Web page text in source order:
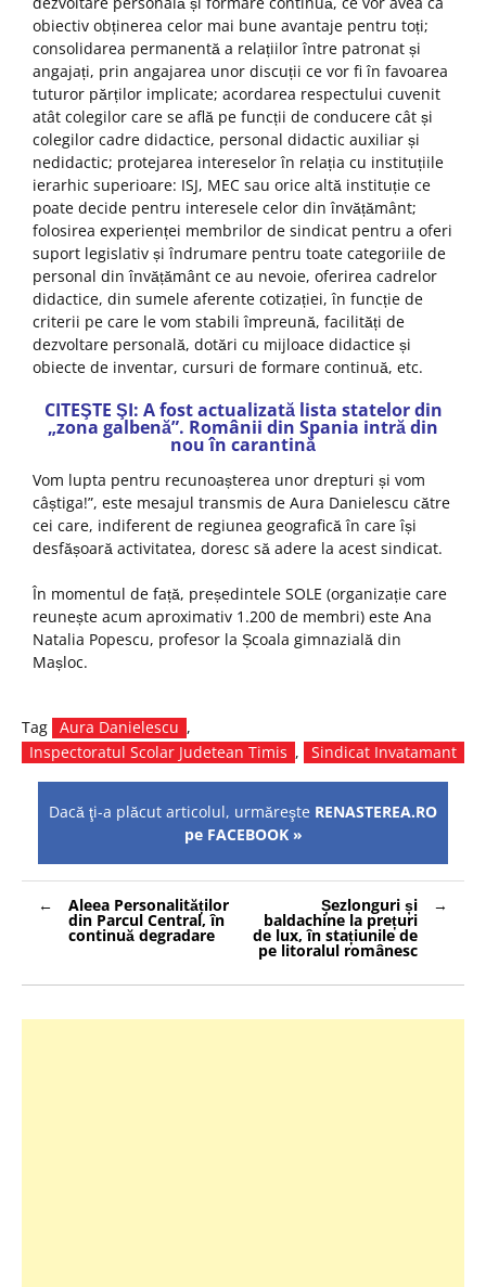
obiectiv obținerea celor mai bune avantaje pentru toți;
consolidarea permanentă a relațiilor între patronat și
angajați, prin angajarea unor discuții ce vor fi în favoarea
tuturor părților implicate; acordarea respectului cuvenit
atât colegilor care se află pe funcții de conducere cât și
colegilor cadre didactice, personal didactic auxiliar și
nedidactic; protejarea intereselor în relația cu instituțiile
ierarhic superioare: ISJ, MEC sau orice altă instituție ce
poate decide pentru interesele celor din învățământ;
folosirea experienței membrilor de sindicat pentru a oferi
suport legislativ și îndrumare pentru toate categoriile de
personal din învățământ ce au nevoie, oferirea cadrelor
didactice, din sumele aferente cotizației, în funcție de
criterii pe care le vom stabili împreună, facilități de
dezvoltare personală, dotări cu mijloace didactice și
obiecte de inventar, cursuri de formare continuă, etc.
CITEŞTE ŞI: A fost actualizată lista statelor din
„zona galbenă”. Românii din Spania intră din
nou în carantină
Vom lupta pentru recunoașterea unor drepturi și vom
câștiga!”, este mesajul transmis de Aura Danielescu către
cei care, indiferent de regiunea geografică în care își
desfășoară activitatea, doresc să adere la acest sindicat.
În momentul de față, președintele SOLE (organizație care
reunește acum aproximativ 1.200 de membri) este Ana
Natalia Popescu, profesor la Școala gimnazială din
Mașloc.
Tag Aura Danielescu ,
Inspectoratul Scolar Judetean Timis , Sindicat Invatamant
Dacă ţi-a plăcut articolul, urmăreşte RENASTEREA.RO
pe FACEBOOK »
Navigare
în
articole
Aleea Personalităților
din Parcul Central, în
continuă degradare
Șezlonguri și
baldachine la prețuri
de lux, în stațiunile de
pe litoralul românesc